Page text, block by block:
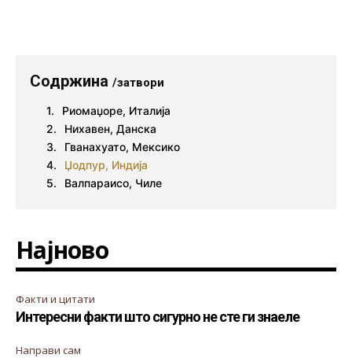
Содржина /затвори
Риомаџоре, Италија
Нихавен, Данска
Гванахуато, Мексико
Џодпур, Индија
Валпараисо, Чиле
Најново
Факти и цитати
Интересни факти што сигурно не сте ги знаеле
Направи сам